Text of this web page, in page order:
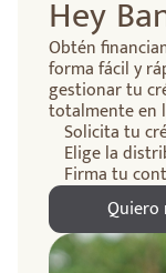
Hey
Obtén
forma fácil y
gestionar tu
totalmente en
Solicita tu
Elige la
Firma tu